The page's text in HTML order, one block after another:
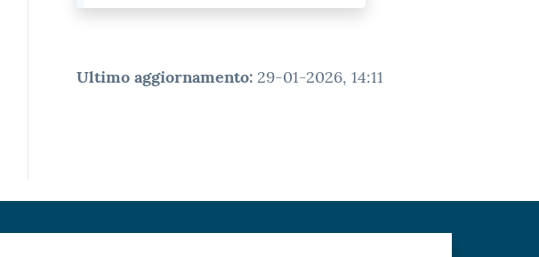
Ultimo aggiornamento: 29-01-2026, 14:11